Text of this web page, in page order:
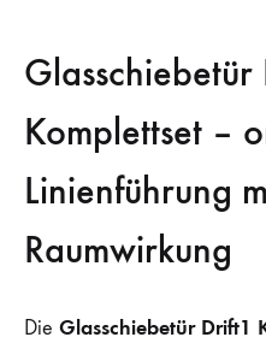
Glasschiebetür
Komplettset –
Linienführung
Raumwirkung
Die Glasschiebetür Drift1